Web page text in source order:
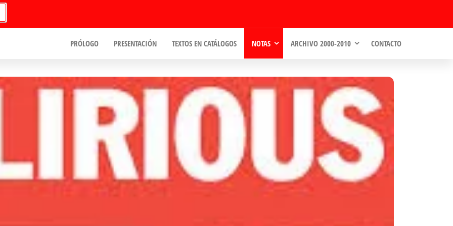
PRÓLOGO PRESENTACIÓN TEXTOS EN CATÁLOGOS NOTAS ARCHIVO 2000-2010 CONTACTO